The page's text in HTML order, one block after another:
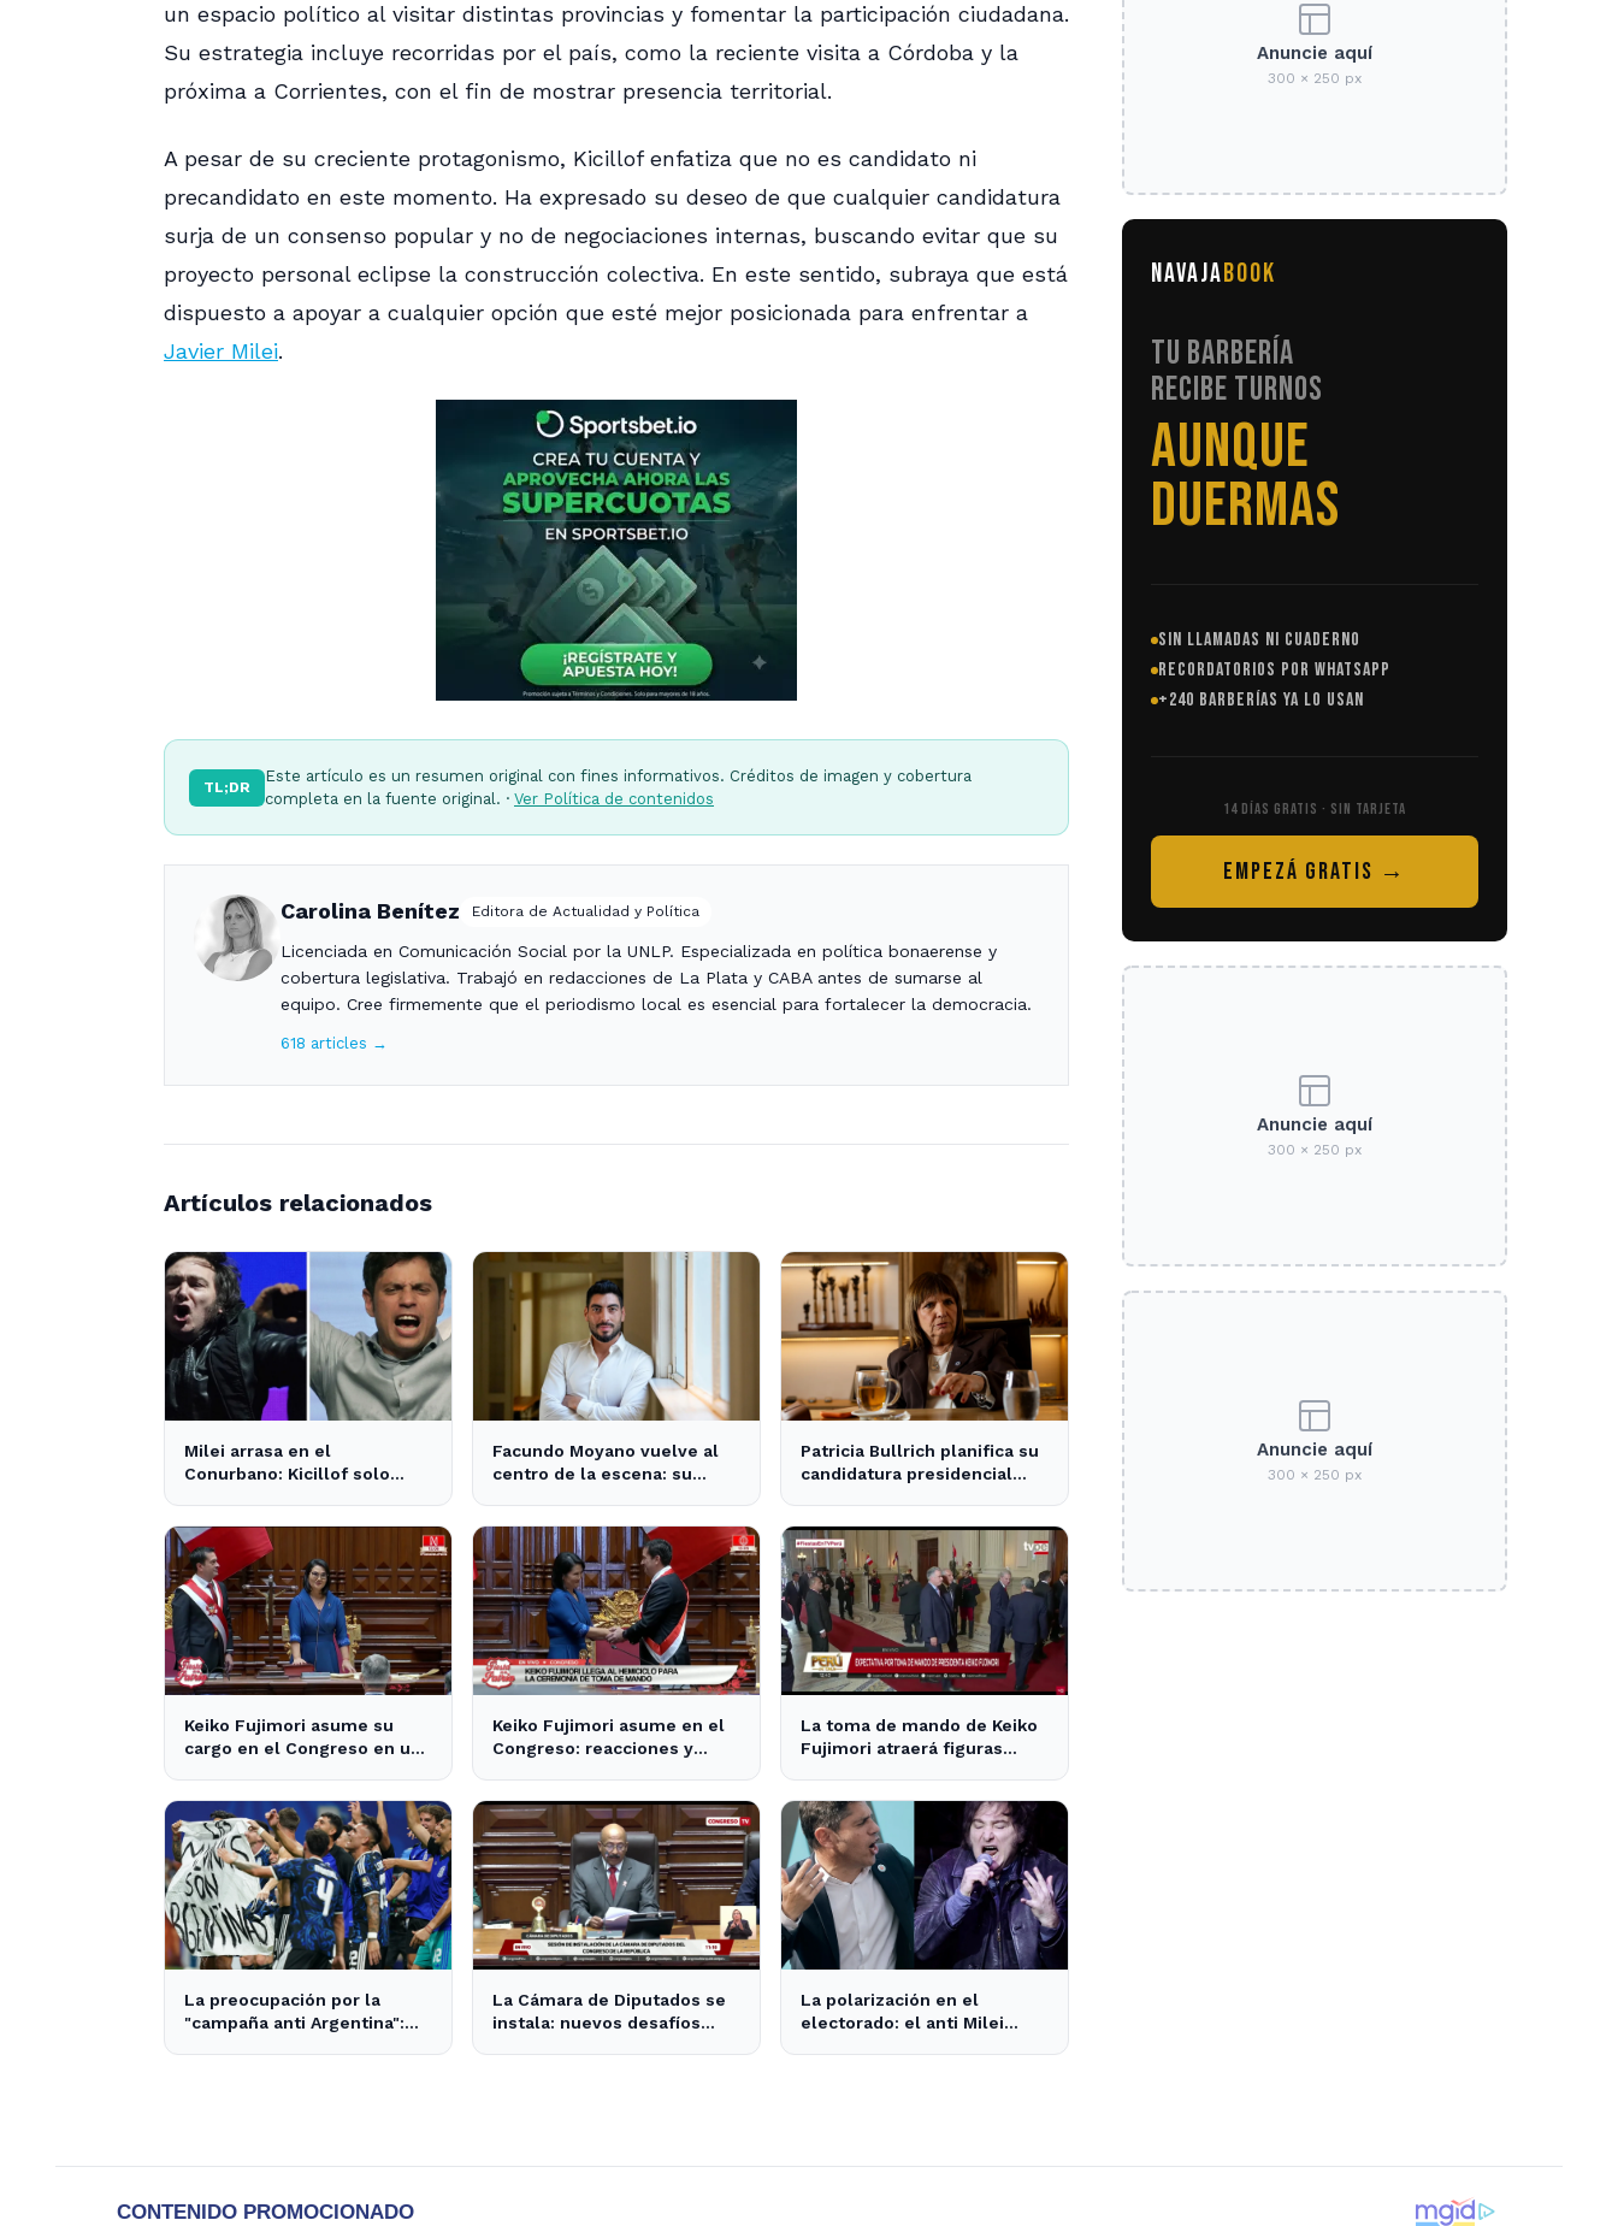
un espacio político al visitar distintas provincias y fomentar la participación ciudadana.
Su estrategia incluye recorridas por el país, como la reciente visita a Córdoba y la
próxima a Corrientes, con el fin de mostrar presencia territorial.
A pesar de su creciente protagonismo, Kicillof enfatiza que no es candidato ni
precandidato en este momento. Ha expresado su deseo de que cualquier candidatura
surja de un consenso popular y no de negociaciones internas, buscando evitar que su
proyecto personal eclipse la construcción colectiva. En este sentido, subraya que está
dispuesto a apoyar a cualquier opción que esté mejor posicionada para enfrentar a
Javier Milei.
TL;DR
Este artículo es un resumen original con fines informativos. Créditos de imagen y cobertura
completa en la fuente original. · Ver Política de contenidos
Carolina Benítez Editora de Actualidad y Política
Licenciada en Comunicación Social por la UNLP. Especializada en política bonaerense y
cobertura legislativa. Trabajó en redacciones de La Plata y CABA antes de sumarse al
equipo. Cree firmemente que el periodismo local es esencial para fortalecer la democracia.
618 articles →
Artículos relacionados
Milei arrasa en el
Conurbano: Kicillof solo
Facundo Moyano vuelve al
centro de la escena: su
Patricia Bullrich planifica su
candidatura presidencial
Keiko Fujimori asume su
cargo en el Congreso en un
Keiko Fujimori asume en el
Congreso: reacciones y
La toma de mando de Keiko
Fujimori atraerá figuras
La preocupación por la
"campaña anti Argentina":
La Cámara de Diputados se
instala: nuevos desafíos
La polarización en el
electorado: el anti Milei
Anuncie aquí
300 × 250 px
NAVAJABOOK
TU BARBERÍA
RECIBE TURNOS
SIN LLAMADAS
SIN LLAMADAS NI CUADERNO
RECORDATORIOS POR WHATSAPP
+240 BARBERÍAS YA LO USAN
14 DÍAS GRATIS · SIN TARJETA
EMPEZÁ GRATIS →
Anuncie aquí
300 × 250 px
Anuncie aquí
300 × 250 px